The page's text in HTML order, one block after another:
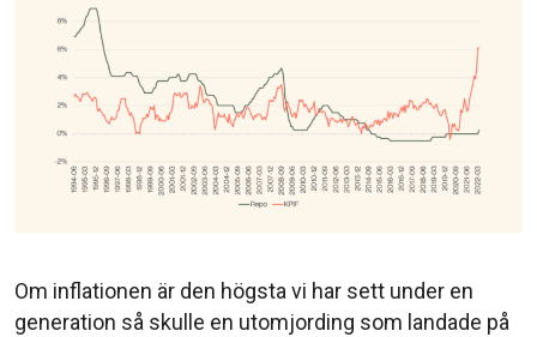
Om inflationen är den högsta vi har sett under en
generation så skulle en utomjording som landade på